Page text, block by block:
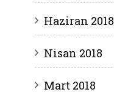
Haziran 2018
Nisan 2018
Mart 2018